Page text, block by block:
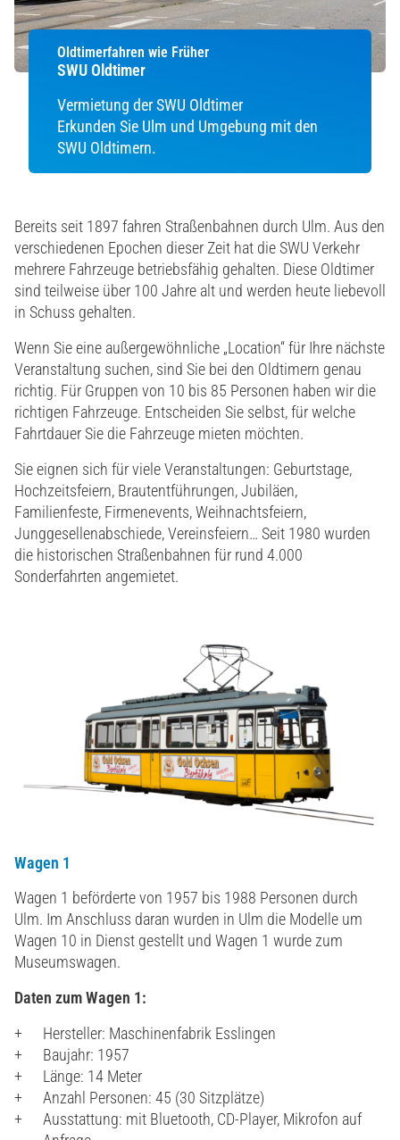
Oldtimerfahren wie Früher
SWU Oldtimer
Vermietung der SWU Oldtimer
Erkunden Sie Ulm und Umgebung mit den
SWU Oldtimern.
Bereits seit 1897 fahren Straßenbahnen durch Ulm. Aus den
verschiedenen Epochen dieser Zeit hat die SWU Verkehr
mehrere Fahrzeuge betriebsfähig gehalten. Diese Oldtimer
sind teilweise über 100 Jahre alt und werden heute liebevoll
in Schuss gehalten.
Wenn Sie eine außergewöhnliche „Location“ für Ihre nächste
Veranstaltung suchen, sind Sie bei den Oldtimern genau
richtig. Für Gruppen von 10 bis 85 Personen haben wir die
richtigen Fahrzeuge. Entscheiden Sie selbst, für welche
Fahrtdauer Sie die Fahrzeuge mieten möchten.
Sie eignen sich für viele Veranstaltungen: Geburtstage,
Hochzeitsfeiern, Brautentführungen, Jubiläen,
Familienfeste, Firmenevents, Weihnachtsfeiern,
Junggesellenabschiede, Vereinsfeiern… Seit 1980 wurden
die historischen Straßenbahnen für rund 4.000
Sonderfahrten angemietet.
Wagen 1
Wagen 1 beförderte von 1957 bis 1988 Personen durch
Ulm. Im Anschluss daran wurden in Ulm die Modelle um
Wagen 10 in Dienst gestellt und Wagen 1 wurde zum
Museumswagen.
Daten zum Wagen 1:
Hersteller: Maschinenfabrik Esslingen
Baujahr: 1957
Länge: 14 Meter
Anzahl Personen: 45 (30 Sitzplätze)
Ausstattung: mit Bluetooth, CD-Player, Mikrofon auf